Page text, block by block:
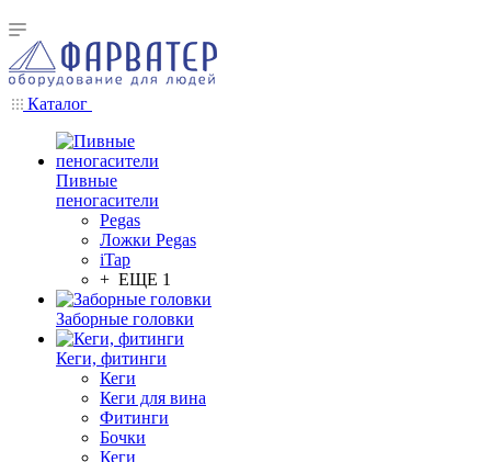
Каталог
Пивные
пеногасители
Pegas
Ложки Pegas
iTap
+ ЕЩЕ 1
Заборные головки
Кеги, фитинги
Кеги
Кеги для вина
Фитинги
Бочки
Кеги